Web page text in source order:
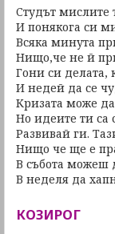
Студът мислите
И понякога си
Всяка минута
Нищо,че не й
Гони си делата,
И недей да се
Кризата може
Но идеите ти са
Развивай ги.
Нищо че ще е
В събота можеш
В неделя да
КОЗИРОГ